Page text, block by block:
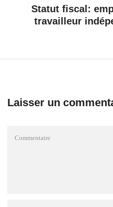
Statut fiscal:
travailleur
Laisser un